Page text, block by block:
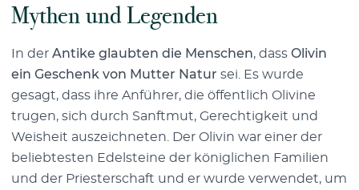
Mythen und Legenden
In der Antike glaubten die Menschen, dass Olivin
ein Geschenk von Mutter Natur sei. Es wurde
gesagt, dass ihre Anführer, die öffentlich Olivine
trugen, sich durch Sanftmut, Gerechtigkeit und
Weisheit auszeichneten. Der Olivin war einer der
beliebtesten Edelsteine der königlichen Familien
und der Priesterschaft und er wurde verwendet, um